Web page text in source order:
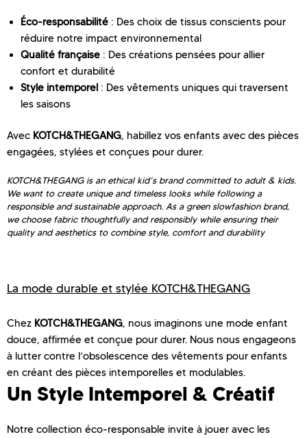
Éco-responsabilité : Des choix de tissus conscients pour
réduire notre impact environnemental
Qualité française : Des créations pensées pour allier
confort et durabilité
Style intemporel : Des vêtements uniques qui traversent
les saisons
Avec KOTCH&THEGANG, habillez vos enfants avec des pièces
engagées, stylées et conçues pour durer.
KOTCH&THEGANG is an ethical kid’s brand committed to adult & kids.
We want to create unique and timeless looks while following a
responsible and sustainable approach. As a green slowfashion brand,
we choose fabric thoughtfully and responsibly while ensuring their
quality and aesthetics to combine style, comfort and durability
La mode durable et stylée KOTCH&THEGANG
Chez KOTCH&THEGANG, nous imaginons une mode enfant
douce, affirmée et conçue pour durer. Nous nous engageons
à lutter contre l’obsolescence des vêtements pour enfants
en créant des pièces intemporelles et modulables.
Un Style Intemporel & Créatif
Notre collection éco-responsable invite à jouer avec les